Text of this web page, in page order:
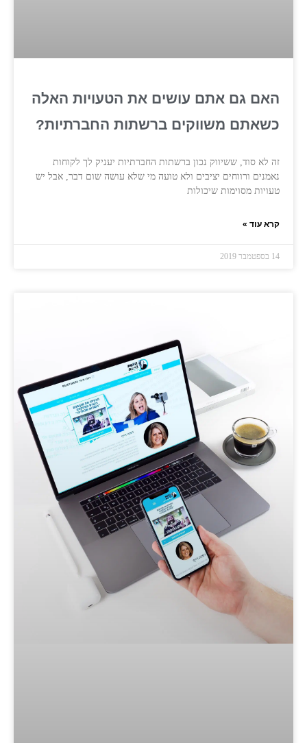
האם גם אתם עושים את הטעויות האלה
כשאתם משווקים ברשתות החברתיות?
זה לא סוד, ששיווק נכון ברשתות החברתיות יעניק לך לקוחות
נאמנים ורווחים יציבים ולא טועה מי שלא עושה שום דבר, אבל יש
טעויות מסוימות שיכולות
קרא עוד »
14 בספטמבר 2019